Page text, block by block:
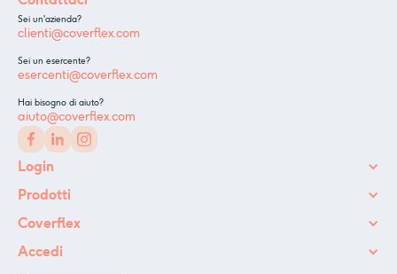
Sei un'azienda?
clienti@coverflex.com
Sei un esercente?
esercenti@coverflex.com
Hai bisogno di aiuto?
aiuto@coverflex.com
Login
Prodotti
Coverflex
Accedi